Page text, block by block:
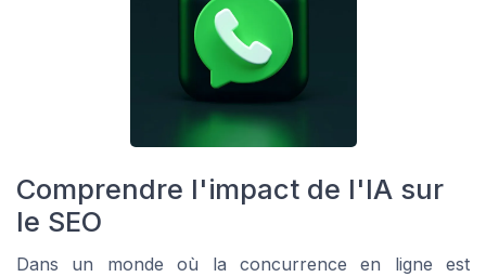
Comprendre l'impact de l'IA sur
le SEO
Dans un monde où la concurrence en ligne est